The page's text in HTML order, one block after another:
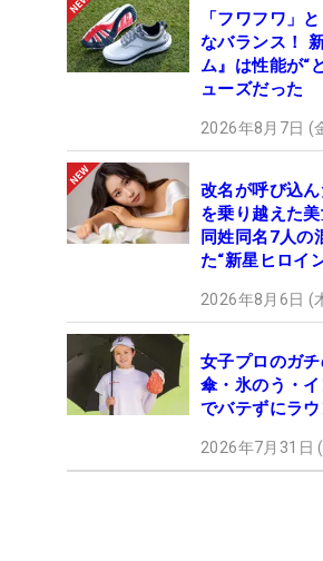
「フワフワ」
なバランス！
ム』は性能が“
ューズだった
2026年8月7日 (
改名が呼び込
を乗り越えた美
同姓同名7人の
た“新星ヒロイ
2026年8月6日 (
女子プロのガ
傘・氷のう・
でバテずにラ
2026年7月31日